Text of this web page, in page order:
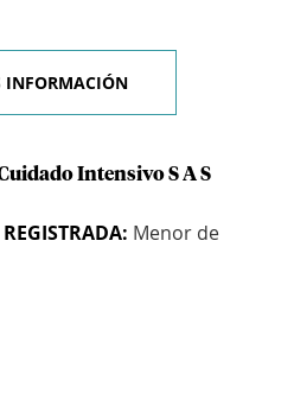
INFORMACIÓN
Intensivo S A S
Menor de